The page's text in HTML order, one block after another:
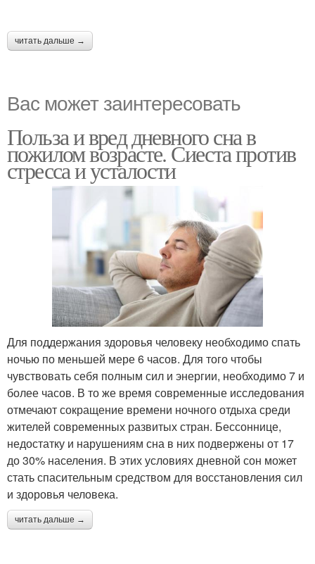
читать дальше →
Вас может заинтересовать
Польза и вред дневного сна в
пожилом возрасте. Сиеста против
стресса и усталости
Для поддержания здоровья человеку необходимо спать
ночью по меньшей мере 6 часов. Для того чтобы
чувствовать себя полным сил и энергии, необходимо 7 и
более часов. В то же время современные исследования
отмечают сокращение времени ночного отдыха среди
жителей современных развитых стран. Бессоннице,
недостатку и нарушениям сна в них подвержены от 17
до 30% населения. В этих условиях дневной сон может
стать спасительным средством для восстановления сил
и здоровья человека.
читать дальше →